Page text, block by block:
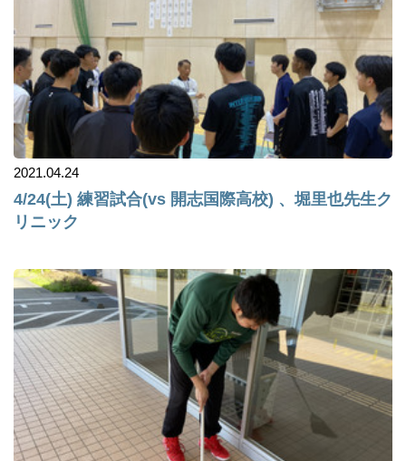
2021.04.24
4/24(土) 練習試合(vs 開志国際高校) 、堀里也先生ク
リニック